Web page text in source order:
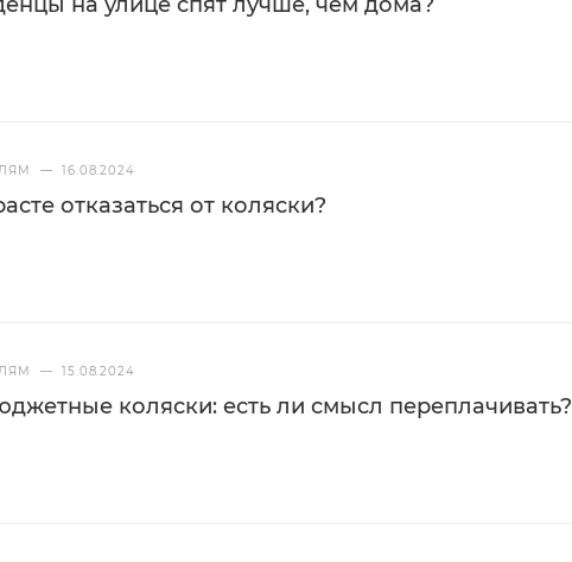
— 16.08.2024
отказаться от коляски?
— 15.08.2024
коляски: есть ли смысл переплачивать?